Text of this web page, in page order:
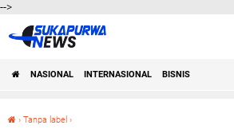
-->
NASIONAL INTERNASIONAL BISNIS
› Tanpa label ›